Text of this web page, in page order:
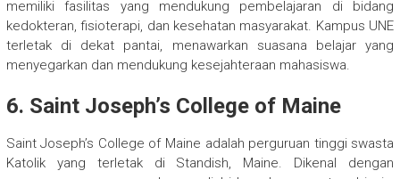
memiliki fasilitas yang mendukung pembelajaran di bidang
kedokteran, fisioterapi, dan kesehatan masyarakat. Kampus UNE
terletak di dekat pantai, menawarkan suasana belajar yang
menyegarkan dan mendukung kesejahteraan mahasiswa.
6. Saint Joseph’s College of Maine
Saint Joseph’s College of Maine adalah perguruan tinggi swasta
Katolik yang terletak di Standish, Maine. Dikenal dengan